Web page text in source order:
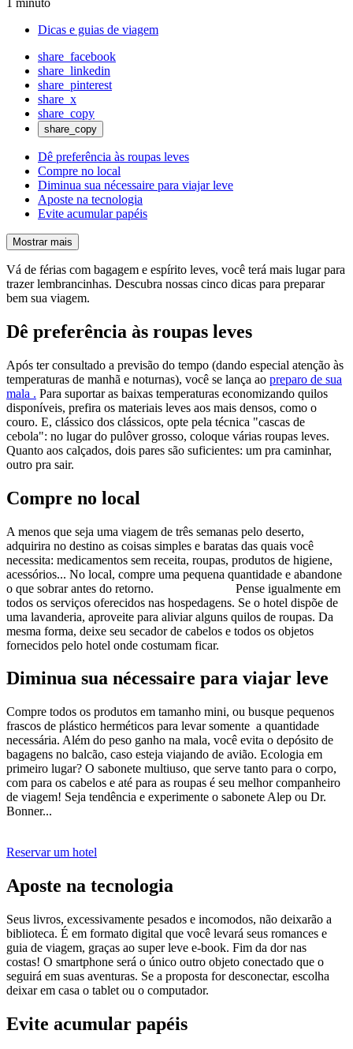
Dicas e guias de viagem
share_facebook
share_linkedin
share_pinterest
share_x
share_copy
share_copy
Dê preferência às roupas leves
Compre no local
Diminua sua nécessaire para viajar leve
Aposte na tecnologia
Evite acumular papéis
Mostrar mais
Vá de férias com bagagem e espírito leves, você terá mais lugar para
trazer lembrancinhas. Descubra nossas cinco dicas para preparar
bem sua viagem.
Dê preferência às roupas leves
Após ter consultado a previsão do tempo (dando especial atenção às
temperaturas de manhã e noturnas), você se lança ao preparo de sua
mala . Para suportar as baixas temperaturas economizando quilos
disponíveis, prefira os materiais leves aos mais densos, como o
couro. E, clássico dos clássicos, opte pela técnica "cascas de
cebola": no lugar do pulôver grosso, coloque várias roupas leves.
Quanto aos calçados, dois pares são suficientes: um pra caminhar,
outro pra sair.
Compre no local
A menos que seja uma viagem de três semanas pelo deserto,
adquirira no destino as coisas simples e baratas das quais você
necessita: medicamentos sem receita, roupas, produtos de higiene,
acessórios... No local, compre uma pequena quantidade e abandone
o que sobrar antes do retorno. Pense igualmente em
todos os serviços oferecidos nas hospedagens. Se o hotel dispõe de
uma lavanderia, aproveite para aliviar alguns quilos de roupas. Da
mesma forma, deixe seu secador de cabelos e todos os objetos
fornecidos pelo hotel onde costumam ficar.
Diminua sua nécessaire para viajar leve
Compre todos os produtos em tamanho mini, ou busque pequenos
frascos de plástico herméticos para levar somente a quantidade
necessária. Além do peso ganho na mala, você evita o depósito de
bagagens no balcão, caso esteja viajando de avião. Ecologia em
primeiro lugar? O sabonete multiuso, que serve tanto para o corpo,
com para os cabelos e até para as roupas é seu melhor companheiro
de viagem! Seja tendência e experimente o sabonete Alep ou Dr.
Bonner...
Reservar um hotel
Aposte na tecnologia
Seus livros, excessivamente pesados e incomodos, não deixarão a
biblioteca. É em formato digital que você levará seus romances e
guia de viagem, graças ao super leve e-book. Fim da dor nas
costas! O smartphone será o único outro objeto conectado que o
seguirá em suas aventuras. Se a proposta for desconectar, escolha
deixar em casa o tablet ou o computador.
Evite acumular papéis